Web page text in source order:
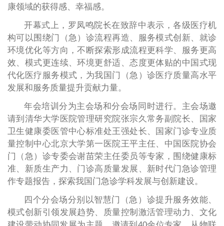
康领域的获得感、幸福感。
开幕式上，罗凤鸣院长在致辞中表示，各级医疗机
构可以围绕门（急）诊流程再造、服务模式创新、就诊
环境优化等方向，不断探索形成流程更科学、服务更高
效、模式更连续、环境更舒适、态度更体贴的中国式现
代化医疗服务模式，为我国门（急）诊医疗质量高水平
发展和服务质量提升贡献力量。
年会培训分为主会场和分会场同时进行。主会场邀
请到清华大学医院管理研究院张宗久常务副院长、国家
卫生健康委医管中心标准处王强处长、国家门诊专业质
量控制中心北京大学第一医院王平主任、中国医院协会
门（急）诊专委会谢苗荣主任委员等专家，围绕健康标
准、新质生产力、门诊高质量发展、新时代门急诊管理
作专题报告，探索我国门急诊学科发展与创新建设。
四个分会场分别以智慧门（急）诊提升服务效能、
模式创新引领发展趋势、质量控制激活管理动力、文化